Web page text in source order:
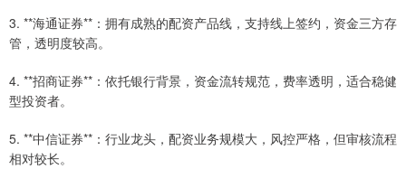
3. **海通证券**：拥有成熟的配资产品线，支持线上签约，资金三方存
管，透明度较高。
4. **招商证券**：依托银行背景，资金流转规范，费率透明，适合稳健
型投资者。
5. **中信证券**：行业龙头，配资业务规模大，风控严格，但审核流程
相对较长。